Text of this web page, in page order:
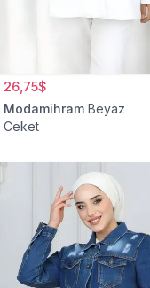
26,75$
Modamihram Beyaz
Ceket